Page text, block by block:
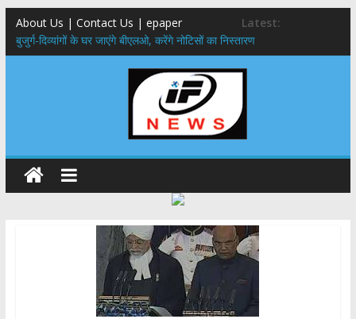
About Us | Contact Us | epaper
Latest:
बुजुर्ग-दिव्यांगों के घर जाएंगे बीएलओ, करेंगे नोटिसों का निस्तारण
24×7 अलर्ट मोड में रहें अधिकारी-मुख्य सचिव मानसून-एसईओसी से मुख्य सचिव ने
की विस्तृत समीक्षा कहा-बंद सड़कों को शीघ्र खोला जाए, लोगों को न हो दिक्कत
459 करोड़ से एचएनबी गढ़वाल विश्वविद्यालय में अनुसंधान संरचना होगी सुदृढ,उच्च
शिक्षा मंत्री धन सिंह रावत ने नवनियुक्त केन्द्रीय शिक्षा मंत्री से की मुलाकात
मुख्यमंत्री से महानिदेशक एनसीसी ने की शिष्टाचार भेंट,उत्तराखण्ड में एनसीसी के
विस्तार एवं आधुनिक आधारभूत संरचना के विकास पर हुई महत्वपूर्ण चर्चा
एमडीडीए बोर्ड बैठक, देहरादून और मसूरी के विकास के लिए 25 बड़े प्रस्तावों को मिली
हरी झंडी